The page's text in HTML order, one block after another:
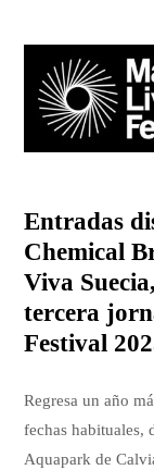
Entradas
Chemical
Viva
tercera
Festival
Regresa un año
fechas habituales,
Aquapark de